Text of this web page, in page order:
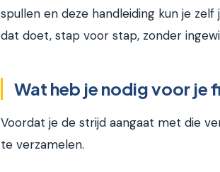
spullen en deze handleiding kun je
dat doet, stap voor stap, zonder
Wat heb je nodig voor je
Voordat je de strijd aangaat met die
te verzamelen.